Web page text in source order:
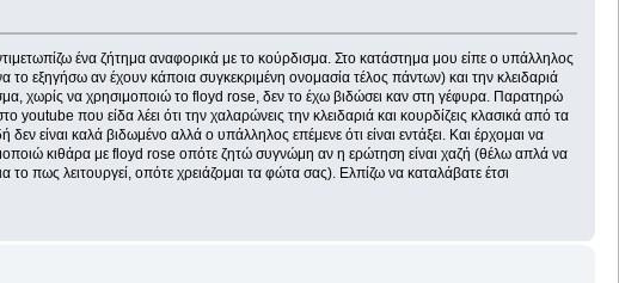
ένα ζήτημα αναφορικά με το κούρδισμα. Στο κατάστημα μου είπε ο υπάλληλος
εξηγήσω αν έχουν κάποια συγκεκριμένη ονομασία τέλος πάντων) και την κλειδαριά
χωρίς να χρησιμοποιώ το floyd rose, δεν το έχω βιδώσει καν στη γέφυρα. Παρατηρώ
youtube που είδα λέει ότι την χαλαρώνεις την κλειδαριά και κουρδίζεις κλασικά από τα
είναι καλά βιδωμένο αλλά ο υπάλληλος επέμενε ότι είναι εντάξει. Και έρχομαι να
κιθάρα με floyd rose οπότε ζητώ συγνώμη αν η ερώτηση είναι χαζή (θέλω απλά να
το πως λειτουργεί, οπότε χρειάζομαι τα φώτα σας). Ελπίζω να καταλάβατε έτσι